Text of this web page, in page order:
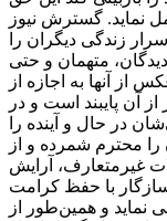
نماید. گسترش نیوز
زندگی دیگران را
متهمان و حتی
از آنها به اجازه از
آن پایبند است و در
در حال و آینده را
محترم شمرده و از
غیرمتعارف، آرایش
با حفظ کرامت
نماید و همین‌طور از